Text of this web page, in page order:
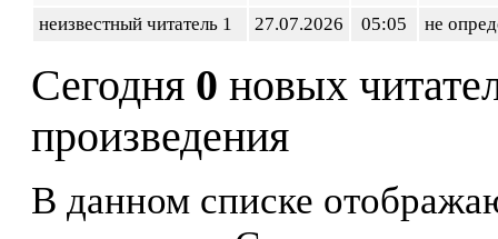
неизвестный читатель 1
27.07.2026 05:05 не
Сегодня 0 новых
произведения
В данном списке